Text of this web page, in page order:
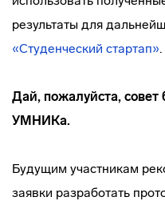
результаты для
«Студенческий стартап».
Дай, пожалуйста,
УМНИКа.
Будущим участникам
заявки разработать